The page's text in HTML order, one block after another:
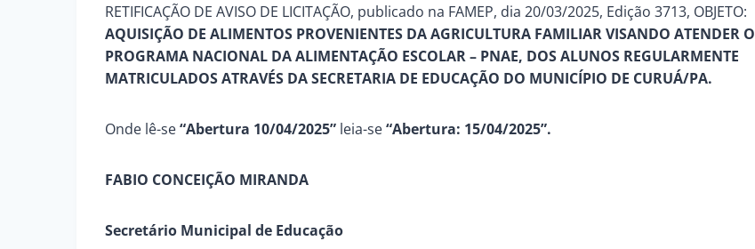
RETIFICAÇÃO DE AVISO DE LICITAÇÃO, publicado na FAMEP, dia 20/03/2025, Edição 3713, OBJETO:
AQUISIÇÃO DE ALIMENTOS PROVENIENTES DA AGRICULTURA FAMILIAR VISANDO ATENDER O
PROGRAMA NACIONAL DA ALIMENTAÇÃO ESCOLAR – PNAE, DOS ALUNOS REGULARMENTE
MATRICULADOS ATRAVÉS DA SECRETARIA DE EDUCAÇÃO DO MUNICÍPIO DE CURUÁ/PA.
Onde lê-se“Abertura 10/04/2025” leia-se“Abertura: 15/04/2025”.
FABIO CONCEIÇÃO MIRANDA
Secretário Municipal de Educação